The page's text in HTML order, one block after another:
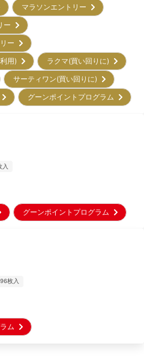
マラソンエントリー
ー
リー
利用)
ラクマ(買い回りに)
サーティワン(買い回りに)
グーンポイントプログラム
入
グーンポイントプログラム
枚入
ラム